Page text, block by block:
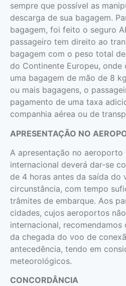
sempre que possível as
descarga de sua bagagem.
bagagem, foi feito o seguro
passageiro tem direito ao
bagagem com o peso total
do Continente Europeu,
uma bagagem de mão de 8
ou mais bagagens, o
pagamento de uma taxa
companhia aérea ou de
APRESENTAÇÃO NO
A apresentação no aeroporto
internacional deverá dar-se
de 4 horas antes da saída do
circunstância, com tempo
trâmites de embarque. Aos
cidades, cujos aeroportos
internacional,
da chegada do voo de
antecedência, tendo em
meteorológicos.
CONCORDÂNCIA